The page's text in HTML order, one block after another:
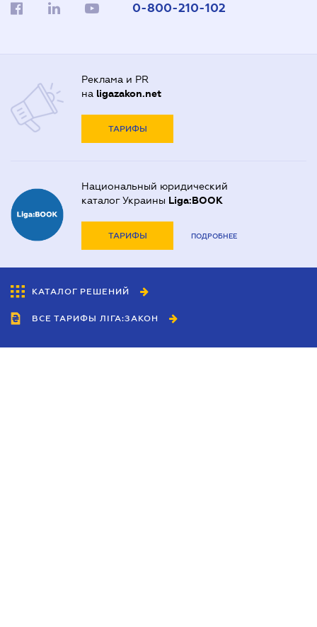
0-800-210-102
Реклама и PR
на ligazakon.net
ТАРИФЫ
Национальный юридический
каталог Украины Liga:BOOK
ТАРИФЫ ПОДРОБНЕЕ
КАТАЛОГ РЕШЕНИЙ
ВСЕ ТАРИФЫ ЛІГА:ЗАКОН